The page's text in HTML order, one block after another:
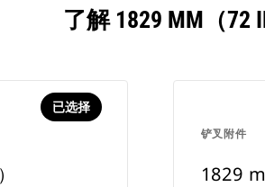
了解 1829 MM（
已选择
铲叉附件
1829